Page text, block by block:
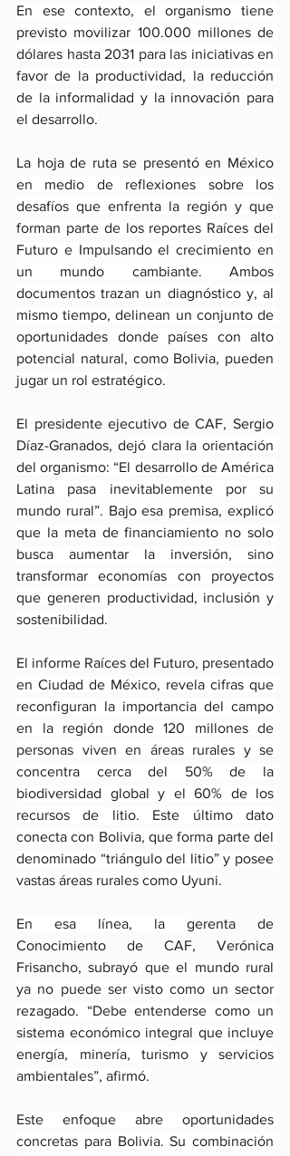
En ese contexto, el organismo tiene
previsto movilizar 100.000 millones de
dólares hasta 2031 para las iniciativas en
favor de la productividad, la reducción
de la informalidad y la innovación para
el desarrollo.
en medio de reflexiones sobre los
desafíos que enfrenta la región y que
forman parte de los reportes Raíces del
Futuro e Impulsando el crecimiento en
un mundo cambiante. Ambos
documentos trazan un diagnóstico y, al
mismo tiempo, delinean un conjunto de
oportunidades donde países con alto
potencial natural, como Bolivia, pueden
jugar un rol estratégico.
El presidente ejecutivo de CAF, Sergio
Díaz-Granados, dejó clara la orientación
del organismo: “El desarrollo de América
Latina pasa inevitablemente por su
mundo rural”. Bajo esa premisa, explicó
que la meta de financiamiento no solo
busca aumentar la inversión, sino
transformar economías con proyectos
que generen productividad, inclusión y
sostenibilidad.
El informe Raíces del Futuro, presentado
en Ciudad de México, revela cifras que
reconfiguran la importancia del campo
en la región donde 120 millones de
personas viven en áreas rurales y se
concentra cerca del 50% de la
biodiversidad global y el 60% de los
recursos de litio. Este último dato
conecta con Bolivia, que forma parte del
denominado “triángulo del litio” y posee
vastas áreas rurales como Uyuni.
En esa línea, la gerenta de
Conocimiento de CAF, Verónica
Frisancho, subrayó que el mundo rural
ya no puede ser visto como un sector
rezagado. “Debe entenderse como un
sistema económico integral que incluye
energía, minería, turismo y servicios
ambientales”, afirmó.
Este enfoque abre oportunidades
concretas para Bolivia. Su combinación